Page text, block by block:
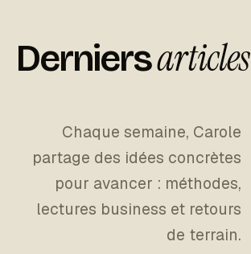
Derniersarticles
Chaque semaine, Carole
partage des idées concrètes
pour avancer : méthodes,
lectures business et retours
de terrain.